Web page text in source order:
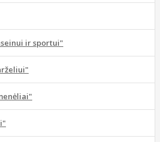
ir sportui"